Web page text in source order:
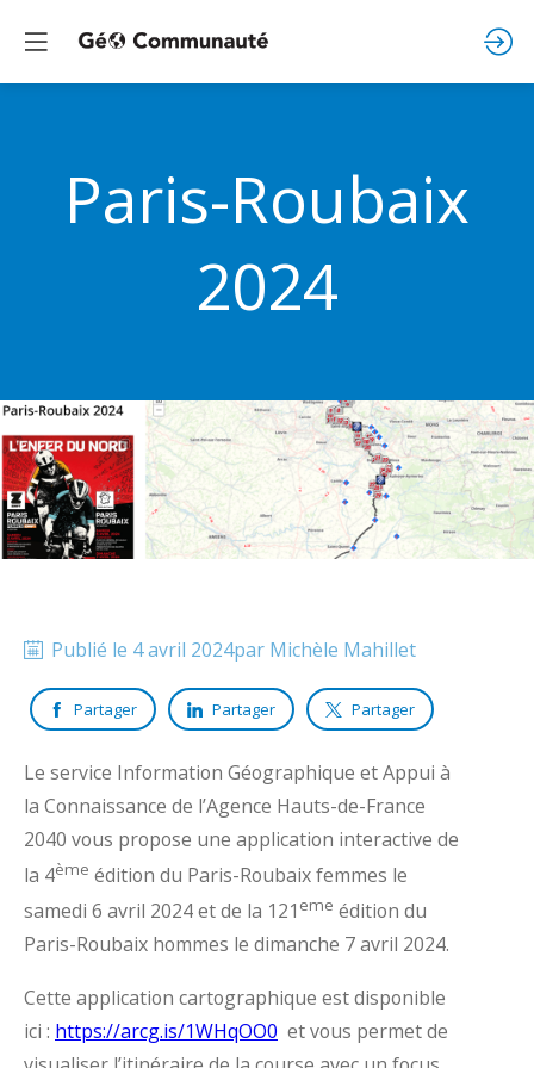
Paris-Roubaix
2024
Publié le 4 avril 2024par Michèle Mahillet
Partager Partager Partager
Le service Information Géographique et Appui à
la Connaissance de l’Agence Hauts-de-France
2040 vous propose une application interactive de
la 4ème édition du Paris-Roubaix femmes le
samedi 6 avril 2024 et de la 121 eme édition du
Paris-Roubaix hommes le dimanche 7 avril 2024.
Cette application cartographique est disponible
ici : https://arcg.is/1WHqOO0 et vous permet de